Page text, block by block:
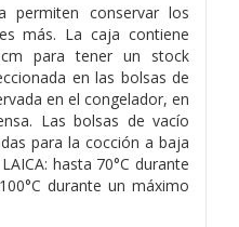
permiten conservar los
más. La caja contiene
para tener un stock
en las bolsas de
en el congelador, en
Las bolsas de vacío
para la cocción a baja
hasta 70°C durante
durante un máximo